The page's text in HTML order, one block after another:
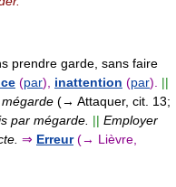
prendre garde, sans faire
(par), inattention (par).
||
(→ Attaquer, cit. 13;
par mégarde. || Employer
⇒ Erreur (→ Lièvre,